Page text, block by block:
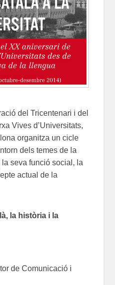
del Tricentenari i del
Vives d’Universitats,
organitza un cicle
dels temes de la
seva funció social, la
actual de la
la història i la
de Comunicació i